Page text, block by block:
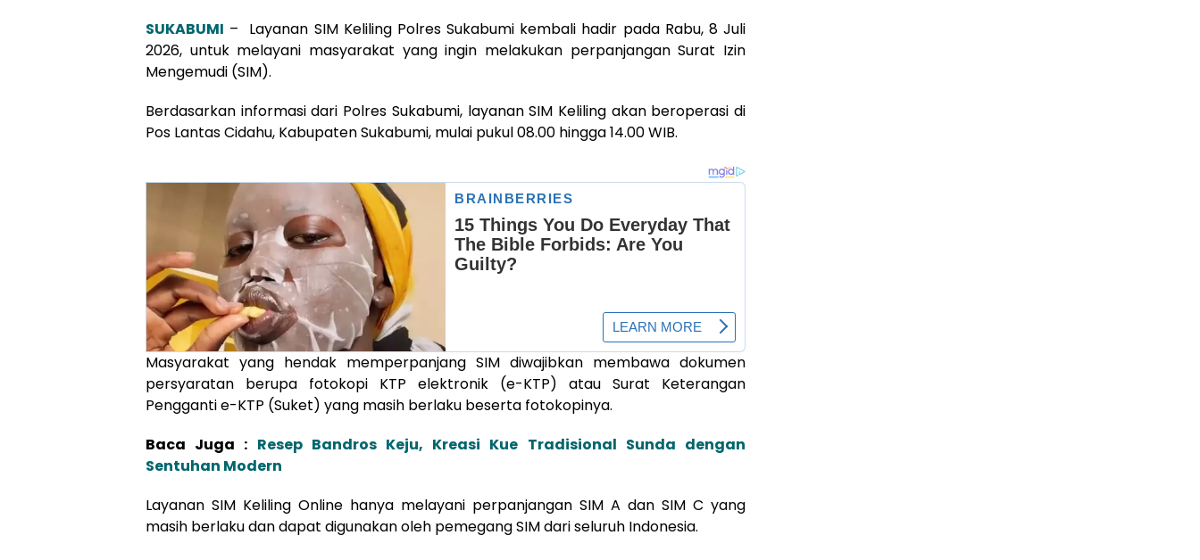
SUKABUMI – Layanan SIM Keliling Polres Sukabumi kembali hadir pada Rabu, 8 Juli
2026, untuk melayani masyarakat yang ingin melakukan perpanjangan Surat Izin
Mengemudi (SIM).
Berdasarkan informasi dari Polres Sukabumi, layanan SIM Keliling akan beroperasi di
Pos Lantas Cidahu, Kabupaten Sukabumi, mulai pukul 08.00 hingga 14.00 WIB.
Masyarakat yang hendak memperpanjang SIM diwajibkan membawa dokumen
persyaratan berupa fotokopi KTP elektronik (e-KTP) atau Surat Keterangan
Pengganti e-KTP (Suket) yang masih berlaku beserta fotokopinya.
Baca Juga : Resep Bandros Keju, Kreasi Kue Tradisional Sunda dengan
Sentuhan Modern
Layanan SIM Keliling Online hanya melayani perpanjangan SIM A dan SIM C yang
masih berlaku dan dapat digunakan oleh pemegang SIM dari seluruh Indonesia.